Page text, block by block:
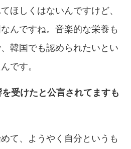
ほしくはないんですけど、
んですね。音楽的な栄養も
韓国でも認められたいとい
です。
受けたと公言されてますも
て、ようやく自分というも